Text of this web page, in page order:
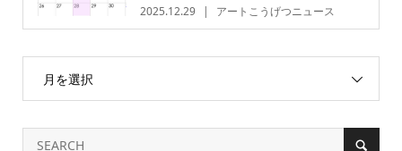
2025.12.29 アートこうげつニュース
月を選択